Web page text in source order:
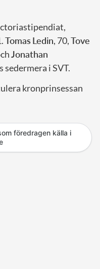
Tomas Ledin, 70,Tove
Jonathan
sedermera i SVT.
kronprinsessan
föredragen källa i